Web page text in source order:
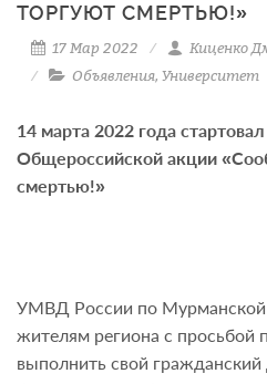
ТОРГУЮТ СМЕРТЬЮ!»
17 Мар 2022
Киценко
Объявления, Университет
14 марта 2022 года
Общероссийской акции
смертью!»
УМВД России по Мурманской
жителям региона с просьбой
выполнить свой